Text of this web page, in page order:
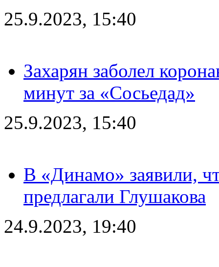
25.9.2023, 15:40
Захарян заболел
минут за «Сосьедад»
25.9.2023, 15:40
В «Динамо» заявили,
предлагали Глушакова
24.9.2023, 19:40